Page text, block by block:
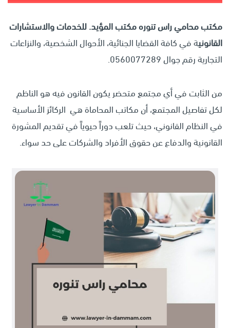
مكتب محامي راس تنورهمكتب المؤيد. للخدمات والاستشارات
القانونية في كافة القضايا الجنائية، الأحوال الشخصية، والنزاعات
التجارية رقم جوال 0560077289.
من الثابت في أي مجتمع متحضر يكون القانون فيه هو الناظم
لكل تفاصيل المجتمع، أن مكاتب المحاماة هي الركائز الأساسية
في النظام القانوني، حيث تلعب دوراً حيوياً في تقديم المشورة
القانونية والدفاع عن حقوق الأفراد والشركات على حد سواء.